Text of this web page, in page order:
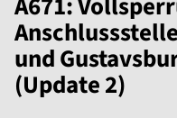
und
(Update 2)